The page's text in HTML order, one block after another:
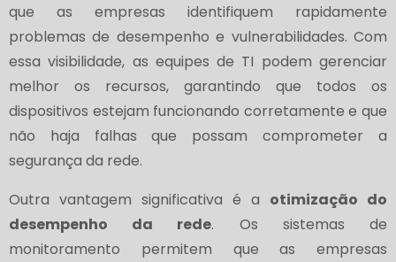
que as empresas identifiquem rapidamente
problemas de desempenho e vulnerabilidades. Com
essa visibilidade, as equipes de TI podem gerenciar
melhor os recursos, garantindo que todos os
dispositivos estejam funcionando corretamente e que
não haja falhas que possam comprometer a
segurança da rede.
Outra vantagem significativa é a otimização do
desempenho da rede. Os sistemas de
monitoramento permitem que as empresas